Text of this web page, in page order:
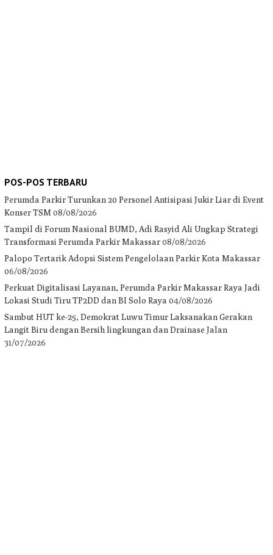
POS-POS TERBARU
Perumda Parkir Turunkan 20 Personel Antisipasi Jukir Liar di Event
Konser TSM 08/08/2026
Tampil di Forum Nasional BUMD, Adi Rasyid Ali Ungkap Strategi
Transformasi Perumda Parkir Makassar08/08/2026
Palopo Tertarik Adopsi Sistem Pengelolaan Parkir Kota Makassar
06/08/2026
Perkuat Digitalisasi Layanan, Perumda Parkir Makassar Raya Jadi
Lokasi Studi Tiru TP2DD dan BI Solo Raya 04/08/2026
Sambut HUT ke-25, Demokrat Luwu Timur Laksanakan Gerakan
Langit Biru dengan Bersih lingkungan dan Drainase Jalan
31/07/2026